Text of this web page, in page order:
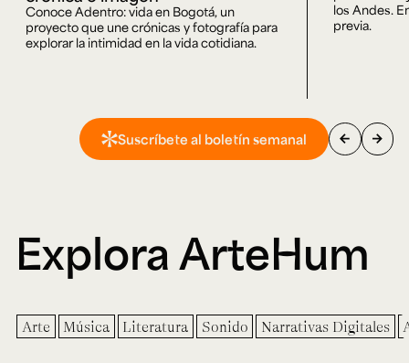
Conoce Adentro: vida en Bogotá, un
proyecto que une crónicas y fotografía para
explorar la intimidad en la vida cotidiana.
los Andes.
previa.
Suscríbete al boletín semanal arrow_back arrow_forward
Explora ArteHum
Arte Música Literatura Sonido Narrativas Digitales